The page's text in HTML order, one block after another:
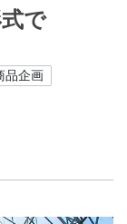
で
品企画